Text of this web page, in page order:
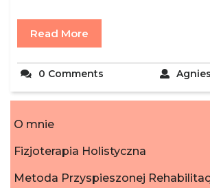
Read More
0 Comments
O mnie
Fizjoterapia Holistyczna
Metoda Przyspieszonej